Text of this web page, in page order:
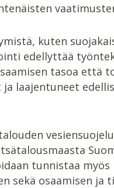
kuten
edellyttää
tasoa että
laajentuneet
tunnistaa
sekä osaamisen ja